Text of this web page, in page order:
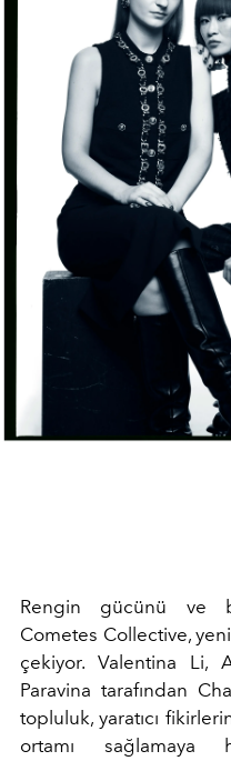
Rengin gücünü ve
Cometes Collective,
çekiyor. Valentina Li,
Paravina tarafından
topluluk, yaratıcı
ortamı